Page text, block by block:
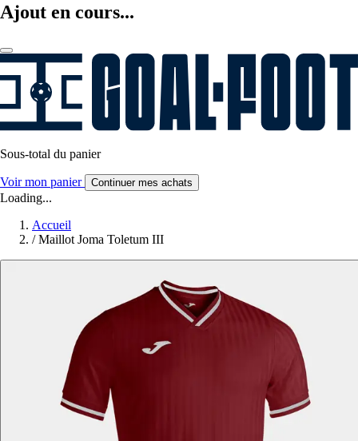
Ajout en cours...
Sous-total du panier
Voir mon panier Continuer mes achats
Loading...
Accueil
/ Maillot Joma Toletum III